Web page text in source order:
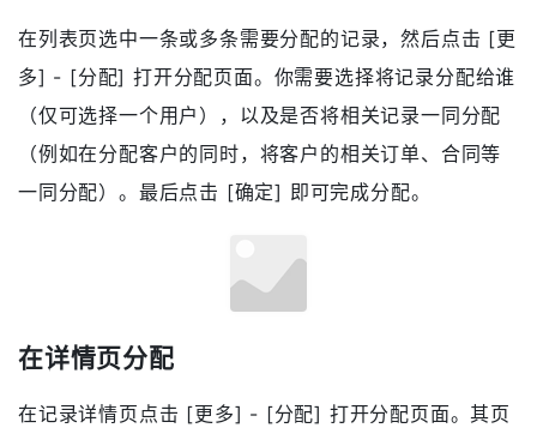
在列表页选中一条或多条需要分配的记录，然后点击 [更
多] - [分配] 打开分配页面。你需要选择将记录分配给谁
（仅可选择一个用户），以及是否将相关记录一同分配
（例如在分配客户的同时，将客户的相关订单、合同等
一同分配）。最后点击 [确定] 即可完成分配。
在详情页分配
在记录详情页点击 [更多] - [分配] 打开分配页面。其页